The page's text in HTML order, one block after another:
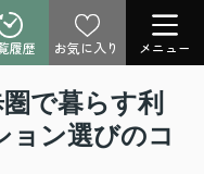
履歴 お気に入り メニュー
で暮らす利
ョン選びのコ